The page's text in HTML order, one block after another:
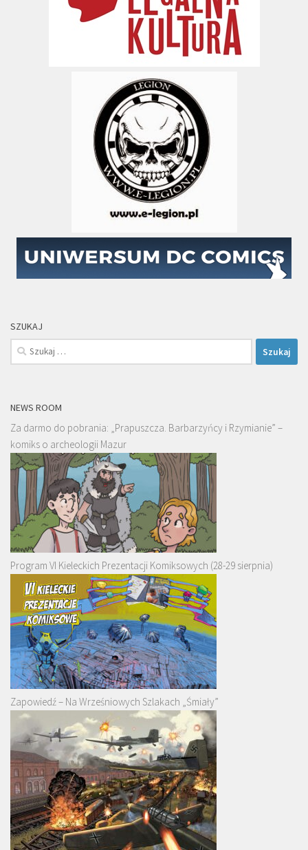
SZUKAJ
Szukaj:
NEWS ROOM
Za darmo do pobrania: „Prapuszcza. Barbarzyńcy i Rzymianie” –
komiks o archeologii Mazur
Program VI Kieleckich Prezentacji Komiksowych (28-29 sierpnia)
Zapowiedź – Na Wrześniowych Szlakach „Śmiały”